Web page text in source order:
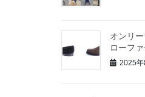
オンリ
ローフ
2025年